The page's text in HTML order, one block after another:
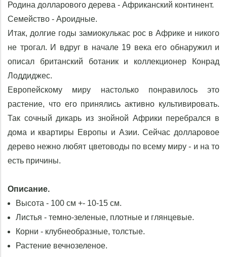
Родина долларового дерева - Африканский континент.
Семейство - Ароидные.
Итак, долгие годы замиокулькас рос в Африке и никого
не трогал. И вдруг в начале 19 века его обнаружил и
описал британский ботаник и коллекционер Конрад
Лоддиджес.
Европейскому миру настолько понравилось это
растение, что его принялись активно культивировать.
Так сочный дикарь из знойной Африки перебрался в
дома и квартиры Европы и Азии. Сейчас долларовое
дерево нежно любят цветоводы по всему миру - и на то
есть причины.
Описание.
Высота - 100 см +- 10-15 см.
Листья - темно-зеленые, плотные и глянцевые.
Корни - клубнеобразные, толстые.
Растение вечнозеленое.